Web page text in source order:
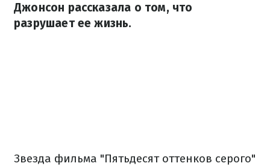
Джонсон рассказала о том, что
разрушает ее жизнь.
Звезда фильма "Пятьдесят оттенков серого"